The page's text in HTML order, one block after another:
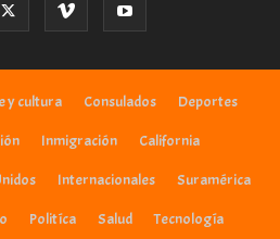
y cultura Consulados Deportes
Inmigración California
Internacionales Suramérica
Politíca Salud Tecnología